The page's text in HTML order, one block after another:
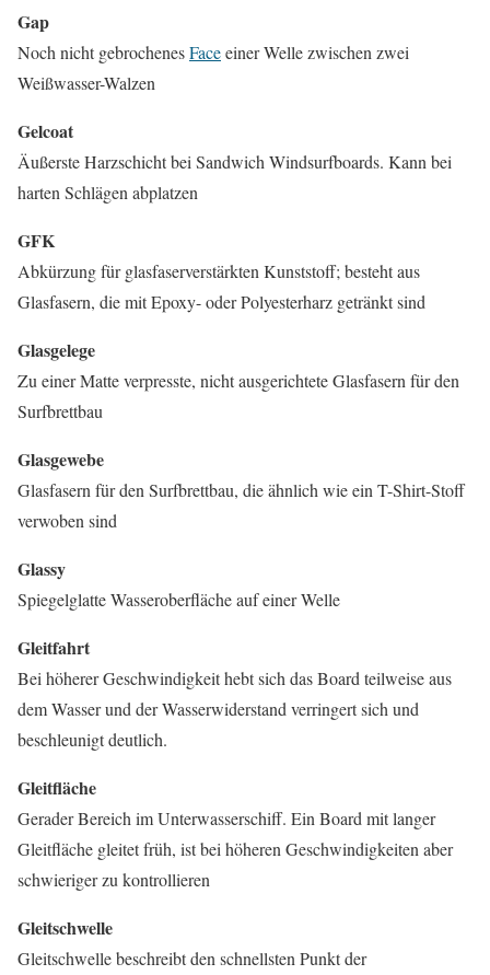
Gap
Noch nicht gebrochenesFaceeiner Welle zwischen zwei
Weißwasser-Walzen
Gelcoat
Äußerste Harzschicht bei Sandwich Windsurfboards. Kann bei
harten Schlägen abplatzen
GFK
Abkürzung für glasfaserverstärkten Kunststoff; besteht aus
Glasfasern, die mit Epoxy- oder Polyesterharz getränkt sind
Glasgelege
Zu einer Matte verpresste, nicht ausgerichtete Glasfasern für den
Surfbrettbau
Glasgewebe
Glasfasern für den Surfbrettbau, die ähnlich wie ein T-Shirt-Stoff
verwoben sind
Glassy
Spiegelglatte Wasseroberfläche auf einer Welle
Gleitfahrt
Bei höherer Geschwindigkeit hebt sich das Board teilweise aus
dem Wasser und der Wasserwiderstand verringert sich und
beschleunigt deutlich.
Gleitfläche
Gerader Bereich im Unterwasserschiff. Ein Board mit langer
Gleitfläche gleitet früh, ist bei höheren Geschwindigkeiten aber
schwieriger zu kontrollieren
Gleitschwelle
Gleitschwelle beschreibt den schnellsten Punkt der